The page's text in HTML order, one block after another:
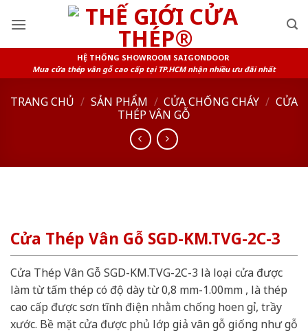
HỆ THỐNG SHOWROOM SAIGONDOOR
Mua cửa thép vân gỗ cao cấp tại TP.HCM nhận nhiều ưu đãi nhất
TRANG CHỦ / SẢN PHẨM / CỬA CHỐNG CHÁY / CỬA
THÉP VÂN GỖ
Cửa Thép Vân Gỗ SGD-KM.TVG-2C-3
Cửa Thép Vân Gỗ SGD-KM.TVG-2C-3 là loại cửa được
làm từ tấm thép có độ dày từ 0,8 mm-1.00mm , là thép
cao cấp được sơn tĩnh điện nhằm chống hoen gỉ, trầy
xước. Bề mặt cửa được phủ lớp giả vân gỗ giống như gỗ